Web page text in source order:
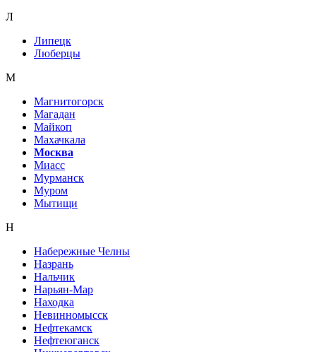
Л
Липецк
Люберцы
М
Магнитогорск
Магадан
Майкоп
Махачкала
Москва
Миасс
Мурманск
Муром
Мытищи
Н
Набережные Челны
Назрань
Нальчик
Нарьян-Мар
Находка
Невинномысск
Нефтекамск
Нефтеюганск